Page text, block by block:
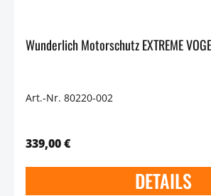
Art.-Nr. 80220-002
339,00 €
DETAILS